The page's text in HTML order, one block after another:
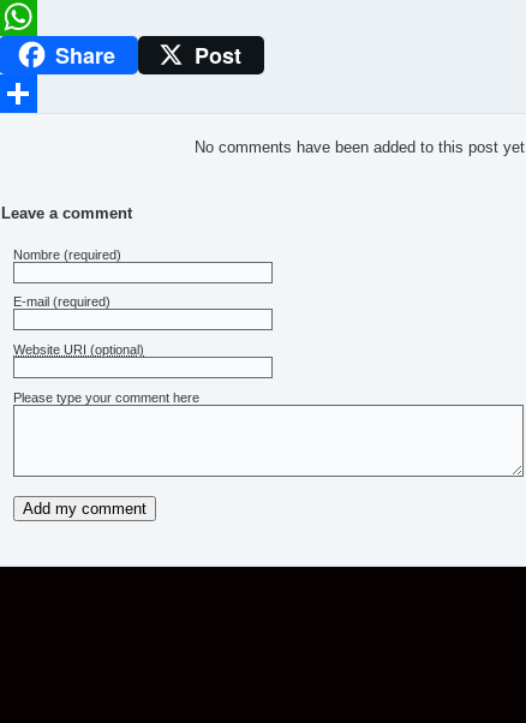
Meneame
WhatsAppShare Post
No comments have been added to this post yet.
Leave a comment
Nombre (required)
E-mail (required)
Website URI (optional)
Please type your comment here